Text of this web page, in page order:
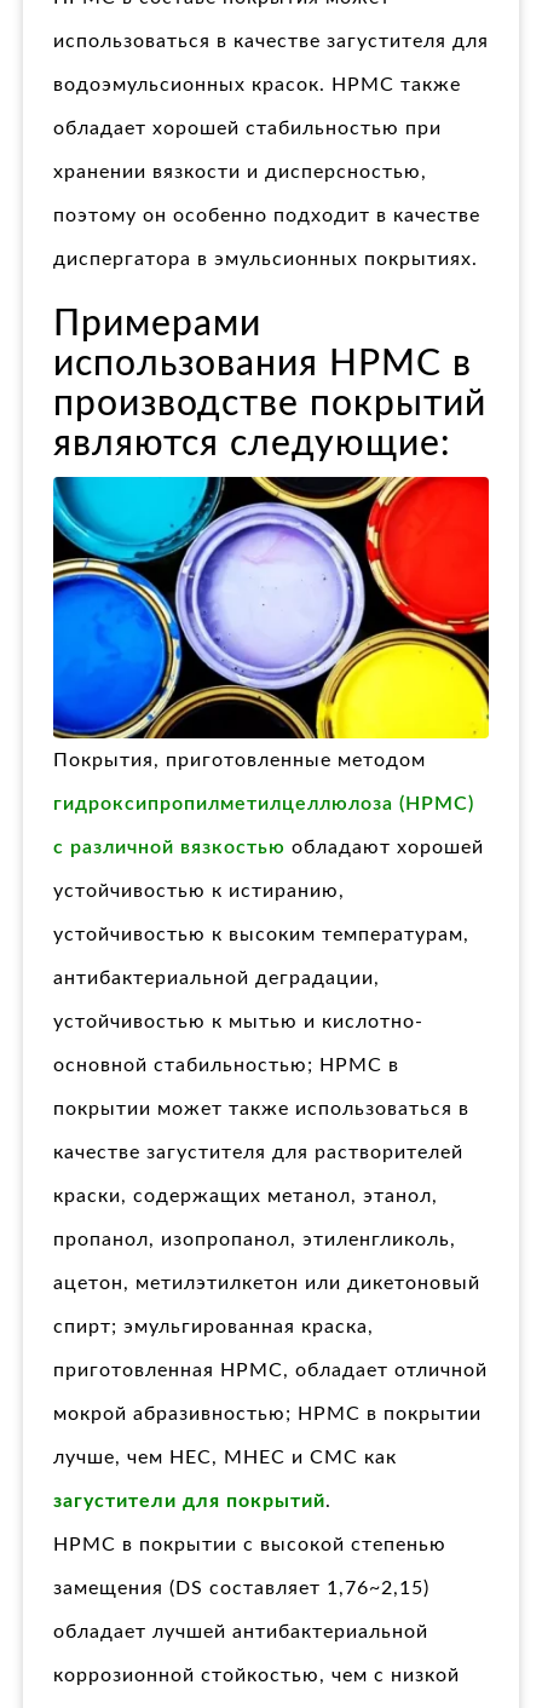
использоваться в качестве загустителя для
водоэмульсионных красок. HPMC также
обладает хорошей стабильностью при
хранении вязкости и дисперсностью,
поэтому он особенно подходит в качестве
диспергатора в эмульсионных покрытиях.
Примерами
использования HPMC в
производстве покрытий
являются следующие:
Покрытия, приготовленные методом
гидроксипропилметилцеллюлоза (HPMC)
с различной вязкостью обладают хорошей
устойчивостью к истиранию,
устойчивостью к высоким температурам,
антибактериальной деградации,
устойчивостью к мытью и кислотно-
основной стабильностью; HPMC в
покрытии может также использоваться в
качестве загустителя для растворителей
краски, содержащих метанол, этанол,
пропанол, изопропанол, этиленгликоль,
ацетон, метилэтилкетон или дикетоновый
спирт; эмульгированная краска,
приготовленная HPMC, обладает отличной
мокрой абразивностью; HPMC в покрытии
лучше, чем HEC, MHEC и CMC как
загустители для покрытий.
HPMC в покрытии с высокой степенью
замещения (DS составляет 1,76~2,15)
обладает лучшей антибактериальной
коррозионной стойкостью, чем с низкой